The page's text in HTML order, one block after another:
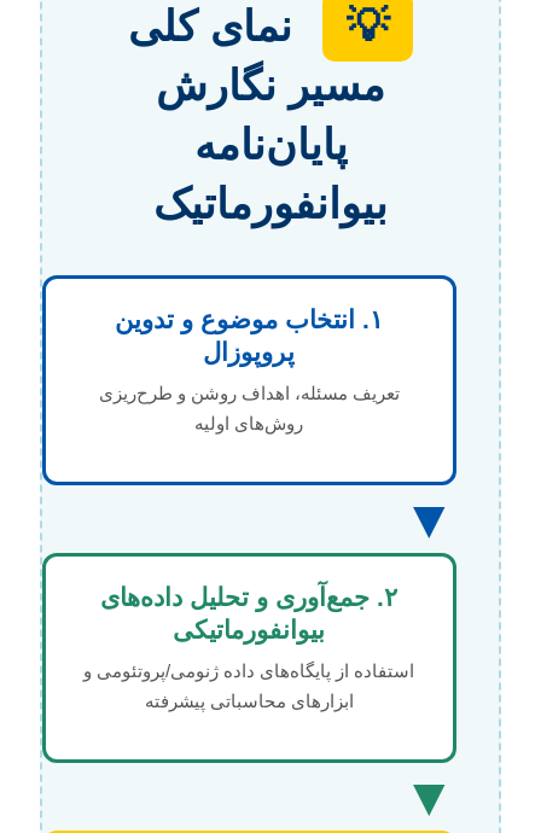
💡
نمای کلی
مسیر نگارش
پایان‌نامه
بیوانفورماتیک
۱. انتخاب موضوع و تدوین
پروپوزال
تعریف مسئله، اهداف روشن و طرح‌ریزی
روش‌های اولیه
▼
۲. جمع‌آوری و تحلیل داده‌های
بیوانفورماتیکی
استفاده از پایگاه‌های داده ژنومی/پروتئومی و
ابزارهای محاسباتی پیشرفته
▼